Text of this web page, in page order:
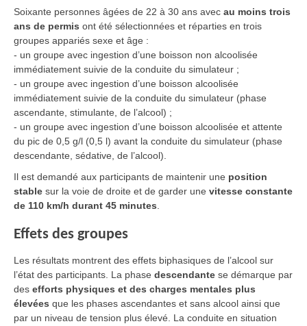
Soixante personnes âgées de 22 à 30 ans avec au moins trois
ans de permis ont été sélectionnées et réparties en trois
groupes appariés sexe et âge :
- un groupe avec ingestion d’une boisson non alcoolisée
immédiatement suivie de la conduite du simulateur ;
- un groupe avec ingestion d’une boisson alcoolisée
immédiatement suivie de la conduite du simulateur (phase
ascendante, stimulante, de l’alcool) ;
- un groupe avec ingestion d’une boisson alcoolisée et attente
du pic de 0,5 g/l (0,5 l) avant la conduite du simulateur (phase
descendante, sédative, de l’alcool).
Il est demandé aux participants de maintenir une position
stable sur la voie de droite et de garder une vitesse constante
de 110 km/h durant 45 minutes
Effets des groupes
Les résultats montrent des effets biphasiques de l’alcool sur
l’état des participants. La phase descendante se démarque par
des efforts physiques et des charges mentales plus
élevées que les phases ascendantes et sans alcool ainsi que
par un niveau de tension plus élevé. La conduite en situation